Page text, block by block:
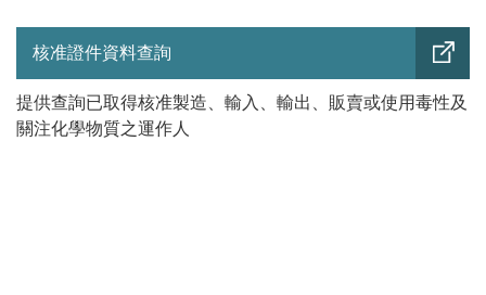
核准證件資料查詢
提供查詢已取得核准製造、輸入、輸出、販賣或使用毒性及
關注化學物質之運作人